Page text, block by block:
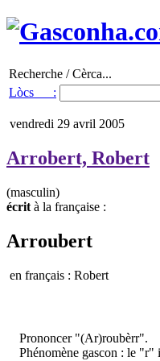
Recherche / Cèrca...
Lòcs :
vendredi 29 avril 2005
Arrobert, Robert
(masculin)
écrit à la française :
Arroubert
en français : Robert
Prononcer "(Ar)roubèrr".
Phénomène gascon : le